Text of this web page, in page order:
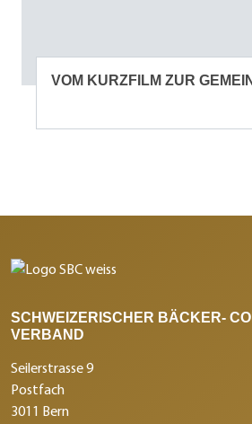
VOM KURZFILM ZUR
SCHWEIZERISCHER BÄCKER-
VERBAND
Seilerstrasse 9
Postfach
3011 Bern